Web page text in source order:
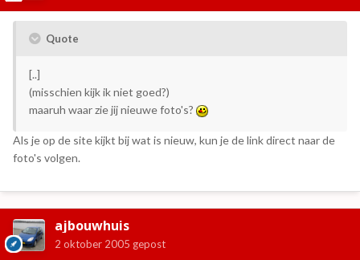
Quote
[..]
(misschien kijk ik niet goed?)
maaruh waar zie jij nieuwe foto's?
Als je op de site kijkt bij wat is nieuw, kun je de link direct naar de
foto's volgen.
ajbouwhuis
2 oktober 2005 gepost